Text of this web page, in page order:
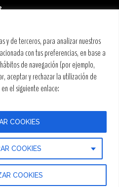
y de terceros, para analizar nuestros
con tus preferencias, en base a
de navegación (por ejemplo,
aceptar y rechazar la utilización de
el siguiente enlace:
COOKIES
COOKIES
COOKIES
FESTIVAL • PRODUCCIONES
•CONDICIONES DE VENTA
AVISO
•POLÍTICA DE COOKIES